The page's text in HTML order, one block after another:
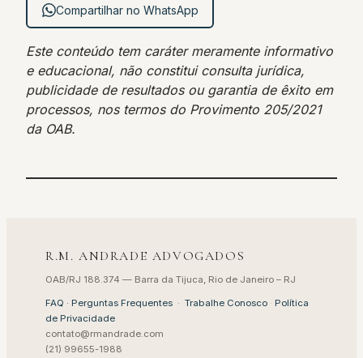
Compartilhar no WhatsApp
Este conteúdo tem caráter meramente informativo
e educacional, não constitui consulta jurídica,
publicidade de resultados ou garantia de êxito em
processos, nos termos do Provimento 205/2021
da OAB.
R.M. ANDRADE ADVOGADOS
OAB/RJ 188.374 — Barra da Tijuca, Rio de Janeiro – RJ
FAQ · Perguntas Frequentes · Trabalhe Conosco · Política
de Privacidade
contato@rmandrade.com
(21) 99655-1988